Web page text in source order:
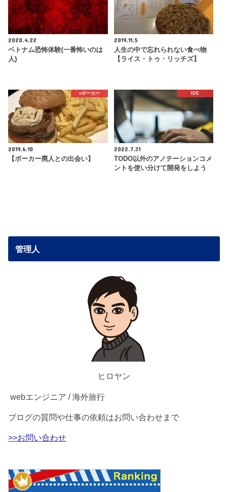
2020.4.22
ベトナム恐怖体験(一番怖いのは
人)
2019.11.5
人生の中で忘れられない食べ物
【ライス・トゥ・リッチズ】
♠️ポーカー
2019.6.10
【ポーカー廃人との出会い】
IDE
2022.7.31
TODO以外のアノテーションコメ
ントを使い分けて開発をしよう
管理人
ヒロヤン
webエンジニア / 海外旅行
ブログの質問や仕事の依頼はお問い合わせまで
>>お問い合わせ